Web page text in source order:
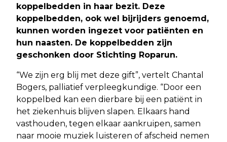
koppelbedden in haar bezit. Deze
koppelbedden, ook wel bijrijders genoemd,
kunnen worden ingezet voor patiënten en
hun naasten. De koppelbedden zijn
geschonken door Stichting Roparun.
“We zijn erg blij met deze gift”, vertelt Chantal
Bogers, palliatief verpleegkundige. “Door een
koppelbed kan een dierbare bij een patiënt in
het ziekenhuis blijven slapen. Elkaars hand
vasthouden, tegen elkaar aankruipen, samen
naar mooie muziek luisteren of afscheid nemen